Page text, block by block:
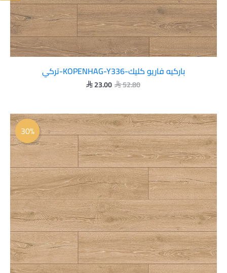
باركيه فاريو كليك-KOPENHAG-Y336-تركي
52.80
23.00
30%
السعر
الأصلي
هو:
 52.80.
السعر
الحالي
هو:
 37.00.